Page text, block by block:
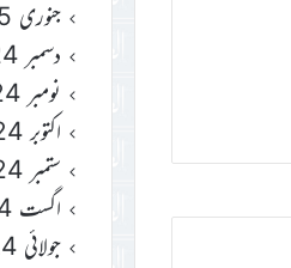
جنوری 2025
دسمبر 2024
نومبر 2024
اکتوبر 2024
ستمبر 2024
اگست 2024
جولائی 2024